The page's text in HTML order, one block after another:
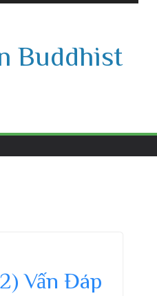
Buddhist
Vấn Đáp